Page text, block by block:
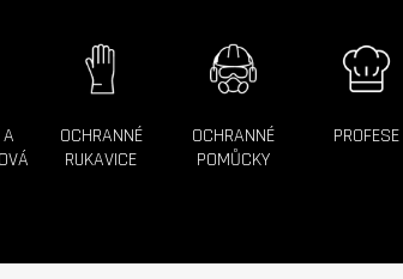
OCHRANNÉ
RUKAVICE
OCHRANNÉ
POMŮCKY
PROFESE